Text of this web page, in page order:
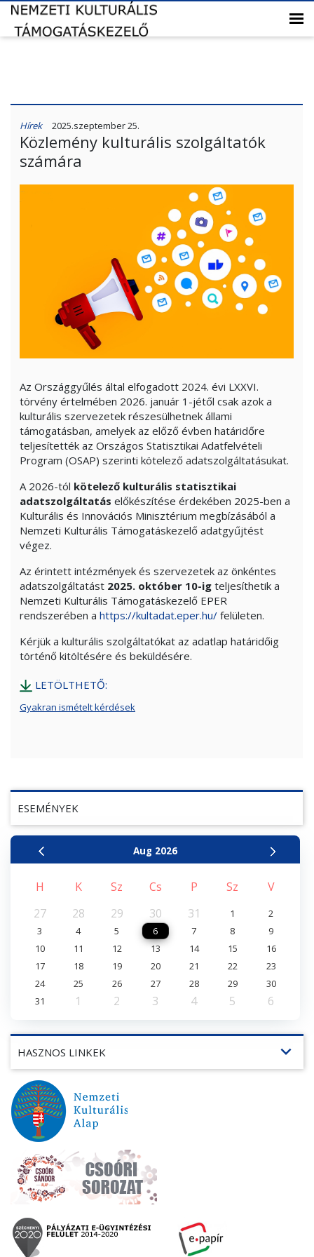
ESEMÉNYEK
Aug 2026
H K Sz Cs P Sz
V
27
28 29 30 31 1
2
3
4 5 6 7 8
9
10
11 12 13 14 15
16
17
18 19 20 21 22
23
24
25 26 27 28 29
30
31
1 2 3 4 5 6
HASZNOS LINKEK expand_more
Hírek 2025.szeptember 25.
Közlemény kulturális szolgáltatók
számára
Az Országgyűlés által elfogadott 2024. évi LXXVI.
törvény értelmében 2026. január 1-jétől csak azok a
kulturális szervezetek részesülhetnek állami
támogatásban, amelyek az előző évben határidőre
teljesítették az Országos Statisztikai Adatfelvételi
Program (OSAP) szerinti kötelező adatszolgáltatásukat.
A 2026-tól kötelező kulturális statisztikai
adatszolgáltatás előkészítése érdekében 2025-ben a
Kulturális és Innovációs Minisztérium megbízásából a
Nemzeti Kulturális Támogatáskezelő adatgyűjtést
végez.
Az érintett intézmények és szervezetek az önkéntes
adatszolgáltatást 2025. október 10-ig teljesíthetik a
Nemzeti Kulturális Támogatáskezelő EPER
rendszerében a https://kultadat.eper.hu/ felületen.
Kérjük a kulturális szolgáltatókat az adatlap határidőig
történő kitöltésére és beküldésére.
LETÖLTHETŐ:
Gyakran ismételt kérdések